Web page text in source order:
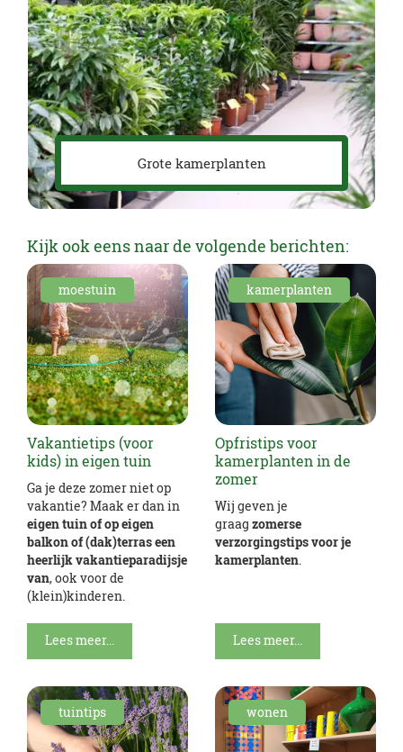
Grote kamerplanten
Kijk ook eens naar de volgende berichten:
moestuin
Vakantietips (voor
kids) in eigen tuin
Ga je deze zomer niet op
vakantie? Maak er dan in
eigen tuin of op eigen
balkon of (dak)terras een
heerlijk vakantieparadijsje
van, ook voor de
(klein)kinderen.
Lees meer...
kamerplanten
Opfristips voor
kamerplanten in de
zomer
Wij geven je
graag zomerse
verzorgingstips voor je
kamerplanten
Lees meer...
tuintips wonen